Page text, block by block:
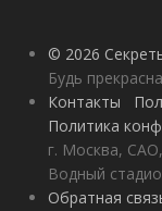
© 2026
Будь
Контакты
Политика
г. Москва,
Водный
Обратная